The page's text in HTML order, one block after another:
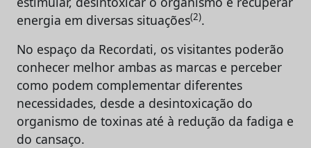
energia em diversas situações(2).
No espaço da Recordati, os visitantes poderão
conhecer melhor ambas as marcas e perceber
como podem complementar diferentes
necessidades, desde a desintoxicação do
organismo de toxinas até à redução da fadiga e
do cansaço.